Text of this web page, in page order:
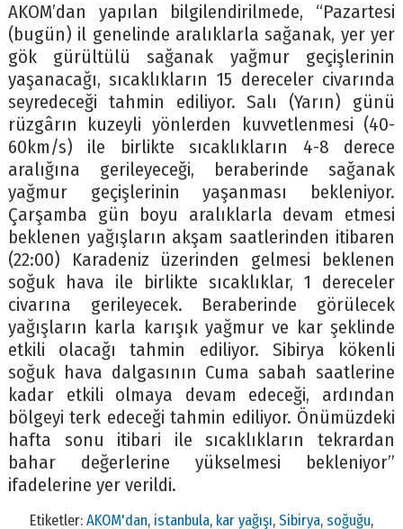
AKOM’dan yapılan bilgilendirilmede, “Pazartesi
(bugün) il genelinde aralıklarla sağanak, yer yer
gök gürültülü sağanak yağmur geçişlerinin
yaşanacağı, sıcaklıkların 15 dereceler civarında
seyredeceği tahmin ediliyor. Salı (Yarın) günü
rüzgârın kuzeyli yönlerden kuvvetlenmesi (40-
60km/s) ile birlikte sıcaklıkların 4-8 derece
aralığına gerileyeceği, beraberinde sağanak
yağmur geçişlerinin yaşanması bekleniyor.
Çarşamba gün boyu aralıklarla devam etmesi
beklenen yağışların akşam saatlerinden itibaren
(22:00) Karadeniz üzerinden gelmesi beklenen
soğuk hava ile birlikte sıcaklıklar, 1 dereceler
civarına gerileyecek. Beraberinde görülecek
yağışların karla karışık yağmur ve kar şeklinde
etkili olacağı tahmin ediliyor. Sibirya kökenli
soğuk hava dalgasının Cuma sabah saatlerine
kadar etkili olmaya devam edeceği, ardından
bölgeyi terk edeceği tahmin ediliyor. Önümüzdeki
hafta sonu itibari ile sıcaklıkların tekrardan
bahar değerlerine yükselmesi bekleniyor”
ifadelerine yer verildi.
Etiketler: AKOM'dan, istanbula, kar yağışı, Sibirya, soğuğu,